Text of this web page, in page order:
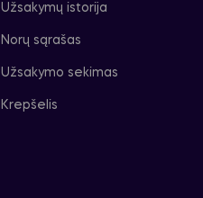
Užsakymų istorija
Norų sąrašas
Užsakymo sekimas
Krepšelis